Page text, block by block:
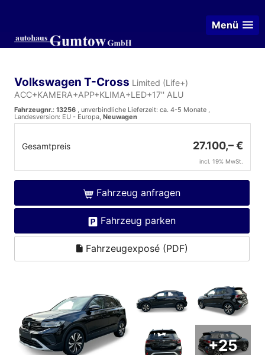
Menü
Volkswagen T-Cross Limited (Life+)
ACC+KAMERA+APP+KLIMA+LED+17'' ALU
Fahrzeugnr.: 13256 , unverbindliche Lieferzeit: ca. 4-5 Monate ,
Landesversion: EU - Europa, Neuwagen
Gesamtpreis 27.100,– €
incl. 19% MwSt.
Fahrzeug anfragen
Fahrzeug parken
Fahrzeugexposé (PDF)
+25